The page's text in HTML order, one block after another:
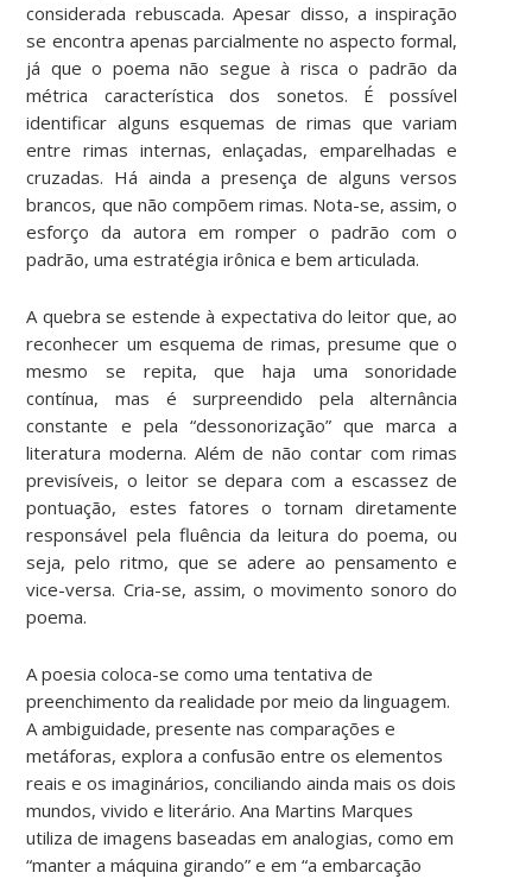
considerada rebuscada. Apesar disso, a inspiração
se encontra apenas parcialmente no aspecto formal,
já que o poema não segue à risca o padrão da
métrica característica dos sonetos. É possível
identificar alguns esquemas de rimas que variam
entre rimas internas, enlaçadas, emparelhadas e
cruzadas. Há ainda a presença de alguns versos
brancos, que não compõem rimas. Nota-se, assim, o
esforço da autora em romper o padrão com o
padrão, uma estratégia irônica e bem articulada.
A quebra se estende à expectativa do leitor que, ao
reconhecer um esquema de rimas, presume que o
mesmo se repita, que haja uma sonoridade
contínua, mas é surpreendido pela alternância
constante e pela “dessonorização” que marca a
literatura moderna. Além de não contar com rimas
previsíveis, o leitor se depara com a escassez de
pontuação, estes fatores o tornam diretamente
responsável pela fluência da leitura do poema, ou
seja, pelo ritmo, que se adere ao pensamento e
vice-versa. Cria-se, assim, o movimento sonoro do
poema.
A poesia coloca-se como uma tentativa de
preenchimento da realidade por meio da linguagem.
A ambiguidade, presente nas comparações e
metáforas, explora a confusão entre os elementos
reais e os imaginários, conciliando ainda mais os dois
mundos, vivido e literário. Ana Martins Marques
utiliza de imagens baseadas em analogias, como em
“manter a máquina girando” e em “a embarcação